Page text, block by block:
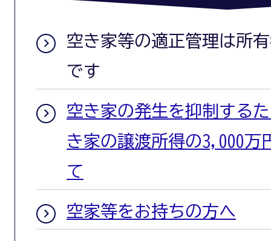
空き家等の適正管理は所
です
空き家の発生を抑制する
き家の譲渡所得の3,000万
て
空家等をお持ちの方へ